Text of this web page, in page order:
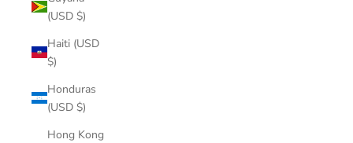
(USD $)
Haiti (USD
$)
Honduras
(USD $)
Hong Kong